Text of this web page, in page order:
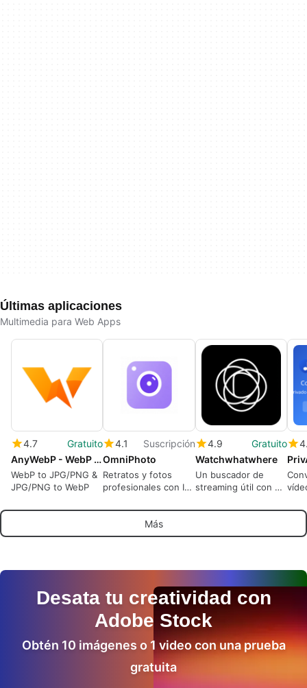
Últimas aplicaciones
Multimedia para Web Apps
4.7
Gratuito
AnyWebP - WebP Converter
WebP to JPG/PNG &
JPG/PNG to WebP
4.1
Suscripción
OmniPhoto
Retratos y fotos
profesionales con IA.
estudio, resultados
fotorrealistas, no se
necesita fotógrafo.
4.9
Gratuito
Watchwhatwhere
Un buscador de
streaming útil con un
práctico
Más
Desata tu creatividad con
Adobe Stock
Obtén 10 imágenes o 1 video con una prueba
gratuita